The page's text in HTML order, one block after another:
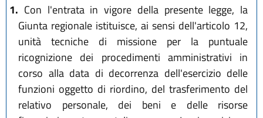
1. Con l'entrata in vigore della presente legge, la
Giunta regionale istituisce, ai sensi dell'articolo 12,
unità tecniche di missione per la puntuale
ricognizione dei procedimenti amministrativi in
corso alla data di decorrenza dell'esercizio delle
funzioni oggetto di riordino, del trasferimento del
relativo personale, dei beni e delle risorse